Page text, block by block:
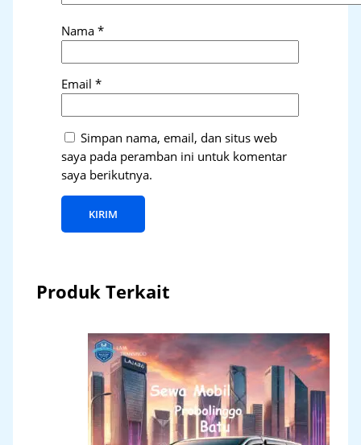
Nama*
Email*
Simpan nama, email, dan situs web
saya pada peramban ini untuk komentar
saya berikutnya.
Produk Terkait